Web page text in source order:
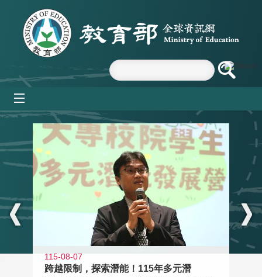
跳到主要內容區塊
:::
115-08-07
跨越限制，探索潛能！115年多元潛